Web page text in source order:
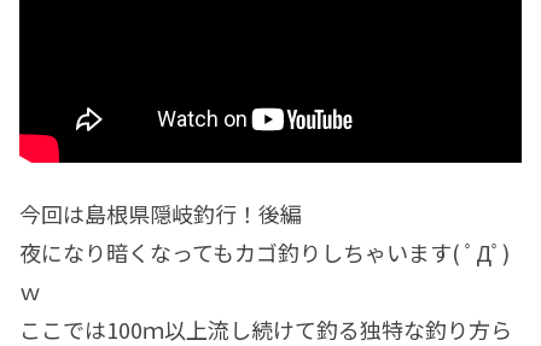
今回は島根県隠岐釣行！後編
夜になり暗くなってもカゴ釣りしちゃいます( ﾟДﾟ)
ｗ
ここでは100ｍ以上流し続けて釣る独特な釣り方ら